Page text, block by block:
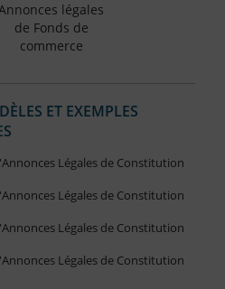
légales
de Fonds de
commerce
ET EXEMPLES
Légales de Constitution
Légales de Constitution
Légales de Constitution
Légales de Constitution